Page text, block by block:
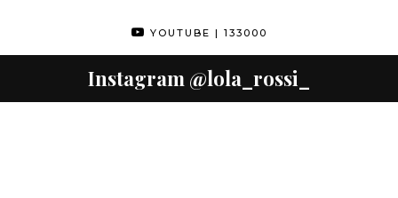
YOUTUBE | 133000
Instagram @lola_rossi_